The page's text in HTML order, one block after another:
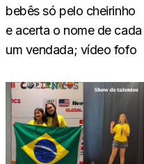
bebês só pelo cheirinho
e acerta o nome de cada
um vendada; vídeo fofo